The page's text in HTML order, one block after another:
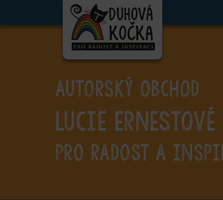
AUTORSKÝ OBCHOD
Lucie Ernestové
PRO RADOST A